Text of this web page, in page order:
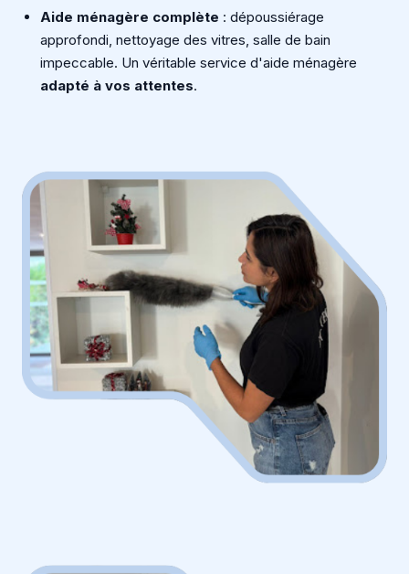
Aide ménagère complète : dépoussiérage
approfondi, nettoyage des vitres, salle de bain
impeccable. Un véritable service d'aide ménagère
adapté à vos attentes.